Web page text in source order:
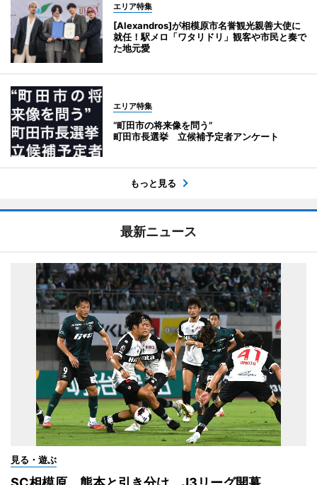
エリア特集
[Alexandros]が相模原市名誉観光親善大使に
就任！駅メロ「ワタリドリ」観客や市民と奏で
た地元愛
エリア特集
“町田市の将来像を問う”
町田市長選挙 立候補予定者アンケート
もっと見る
最新ニュース
見る・遊ぶ